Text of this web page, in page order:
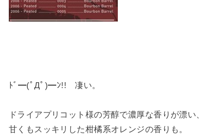
ﾄﾞ━(ﾟДﾟ)━ﾝ!! 凄い。
ドライアプリコット様の芳醇で濃厚な香りが漂い、
甘くもスッキリした柑橘系オレンジの香りも。